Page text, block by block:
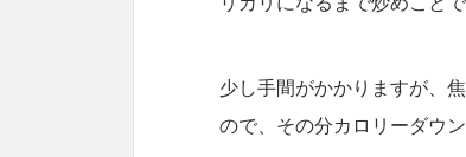
少し手間がかかりますが、
ので、その分カロリーダウ